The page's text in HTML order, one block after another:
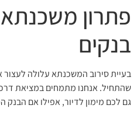
למסורבי
את חלום רכישת הדירה לפני
יצירתיות ומדויקות כדי להבטיח
המרכזי אמר “לא”